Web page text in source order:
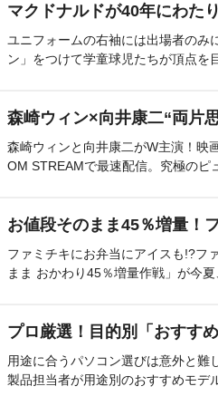
マクドナルドが40年にわた
ユニフォームの右袖には出場者のみ
ン」をつけて学童球児たちが頂点を
森崎ウィン×向井康二“両片
森崎ウィンと向井康二がW主演！映
OM STREAMで最速配信。究極のピ
お値段そのまま45％増量！
ファミチキにお弁当にアイスも!?フ
まま おかわり45％増量作戦」が今
プロ厳選！目的別「おすす
用途に合うパソコン選びは意外と難
製品担当者が用途別のおすすめモデ